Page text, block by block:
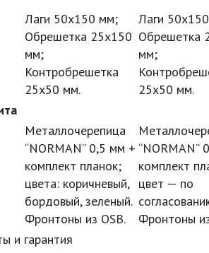
Лаги 50х150 мм;
Обрешетка 25х150
мм;
Контробрешетка
25х50 мм.
Лаги
Обрешетка
мм;
25х50 мм.
Металлочерепица
“NORMAN” 0,5 мм +
комплект планок;
цвета: коричневый,
бордовый, зеленый.
Фронтоны из OSB.
“NORMAN”
комплект
цвет — по
Фронтоны
и гарантия